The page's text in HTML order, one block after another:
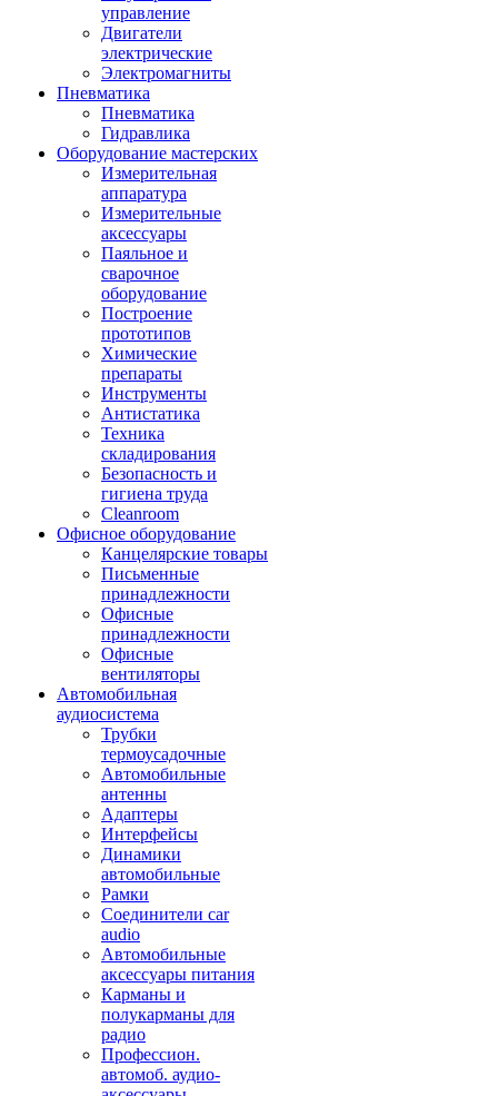
управление
Двигатели
электрические
Электромагниты
Пневматика
Пневматика
Гидравлика
Оборудование мастерских
Измерительная
аппаратура
Измерительные
аксессуары
Паяльное и
сварочное
оборудование
Построение
прототипов
Химические
препараты
Инструменты
Aнтистатика
Техника
складирования
Безопасность и
гигиена труда
Cleanroom
Офисное оборудование
Канцелярские товары
Письменные
принадлежности
Офисные
принадлежности
Офисные
вентиляторы
Автомобильная
аудиосистема
Трубки
термоусадочные
Автомобильные
антенны
Адаптеры
Интерфейсы
Динамики
автомобильные
Рамки
Соединители car
audio
Автомобильные
аксессуары питания
Карманы и
полукарманы для
радио
Профессион.
автомоб. аудио-